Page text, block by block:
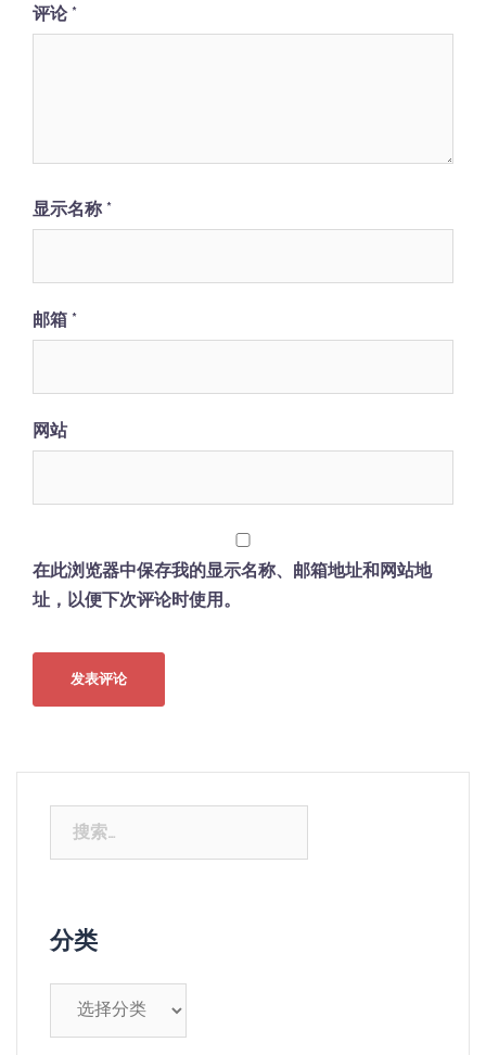
评论*
显示名称 *
邮箱 *
网站
在此浏览器中保存我的显示名称、邮箱地址和网站地
址，以便下次评论时使用。
分类